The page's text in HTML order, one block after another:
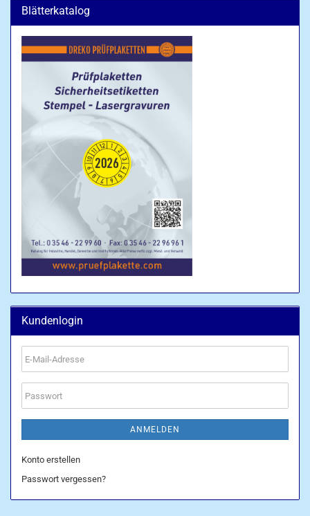
Blätterkatalog
Kundenlogin
E-
Mail-
Adresse
Passwort
ANMELDEN
Konto erstellen
Passwort vergessen?